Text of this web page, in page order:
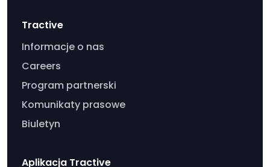
Tractive
Informacje o nas
Careers
Program partnerski
Komunikaty prasowe
Biuletyn
Aplikacja Tractive